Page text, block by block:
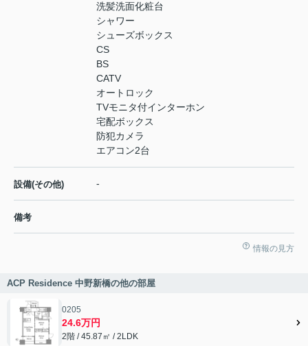
洗髪洗面化粧台
シャワー
シューズボックス
CS
BS
CATV
オートロック
TVモニタ付インターホン
宅配ボックス
防犯カメラ
エアコン2台
設備(その他) -
備考
情報の見方
ACP Residence 中野新橋の他の部屋
0205
24.6万円
2階 / 45.87㎡ / 2LDK